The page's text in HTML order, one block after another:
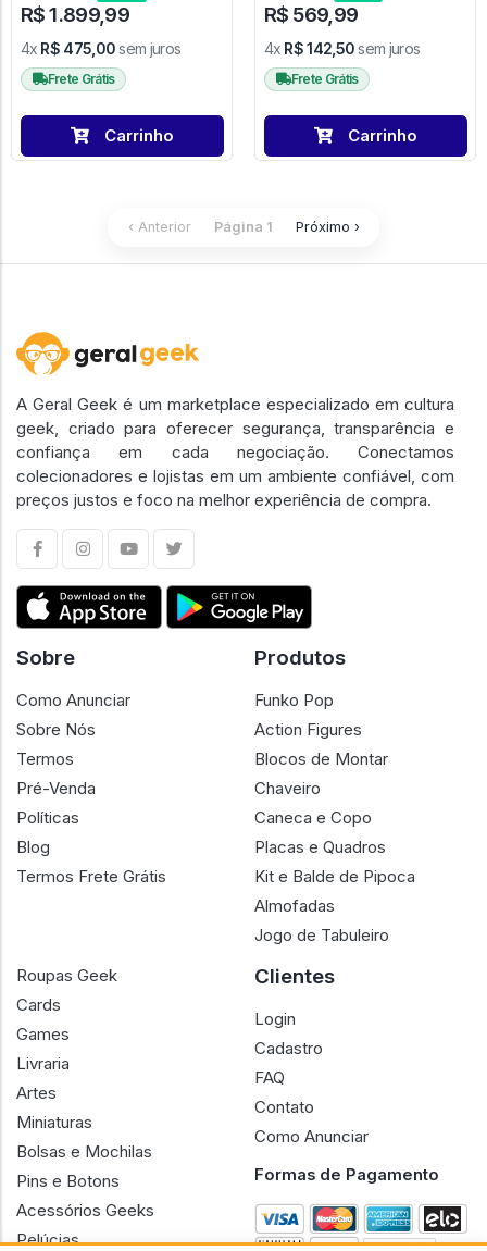
R$ 1.899,99
4x R$ 475,00sem juros
Frete Grátis
Carrinho
R$ 569,99
4x R$ 142,50sem juros
Frete Grátis
Carrinho
‹ Anterior Página 1 Próximo ›
A Geral Geek é um marketplace especializado em cultura
geek, criado para oferecer segurança, transparência e
confiança em cada negociação. Conectamos
colecionadores e lojistas em um ambiente confiável, com
preços justos e foco na melhor experiência de compra.
Sobre
Como Anunciar
Sobre Nós
Termos
Pré-Venda
Políticas
Blog
Termos Frete Grátis
Produtos
Funko Pop
Action Figures
Blocos de Montar
Chaveiro
Caneca e Copo
Placas e Quadros
Kit e Balde de Pipoca
Almofadas
Jogo de Tabuleiro
Roupas Geek
Cards
Games
Livraria
Artes
Miniaturas
Bolsas e Mochilas
Pins e Botons
Acessórios Geeks
Pelúcias
Clientes
Login
Cadastro
FAQ
Contato
Como Anunciar
Formas de Pagamento